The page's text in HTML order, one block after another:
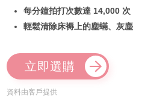
每分鐘拍打次數達 14,000 次
輕鬆清除床褥上的塵蟎、灰塵
立即選購
資料由客戶提供